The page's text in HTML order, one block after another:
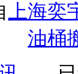
上海
油桶